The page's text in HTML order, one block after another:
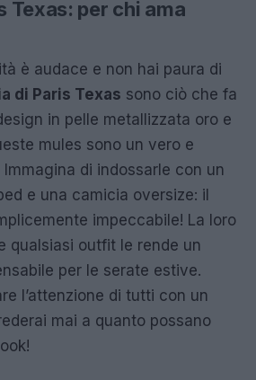
Texas: per chi ama
è audace e non hai paura di
di Paris Texas sono ciò che fa
in pelle metallizzata oro e
mules sono un vero e
Immagina di indossarle con un
e una camicia oversize: il
impeccabile! La loro
qualsiasi outfit le rende un
per le serate estive.
l’attenzione di tutti con un
mai a quanto possano